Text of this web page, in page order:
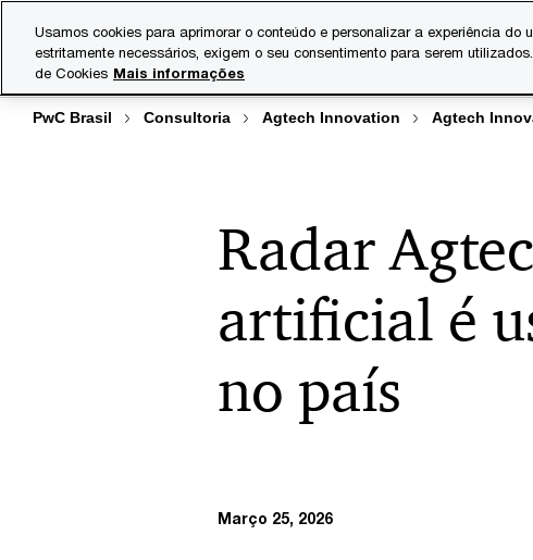
content
footer
Serviços
PwC Brasil Consultoria Agtech Innovation Agtech
Radar
artificial é
no país
Março 25, 2026
Usamos cookies para aprimorar o conteúdo e personalizar a experiência do
estritamente necessários, exigem o seu consentimento para serem
de Cookies Mais informações